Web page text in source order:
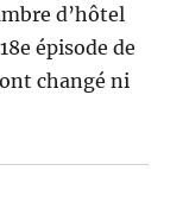
d’hôtel
épisode de
changé ni